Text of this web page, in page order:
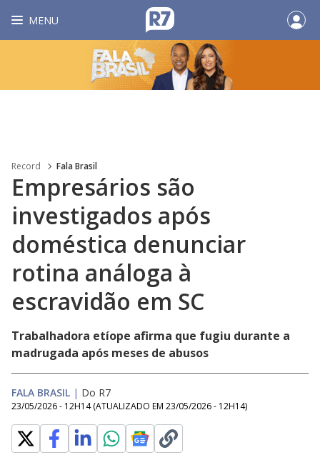
MENU
Record Fala Brasil
Empresários são
investigados após
doméstica denunciar
rotina análoga à
escravidão em SC
Trabalhadora etíope afirma que fugiu durante a
madrugada após meses de abusos
FALA BRASIL | Do R7
23/05/2026 - 12H14 (ATUALIZADO EM 23/05/2026 - 12H14)